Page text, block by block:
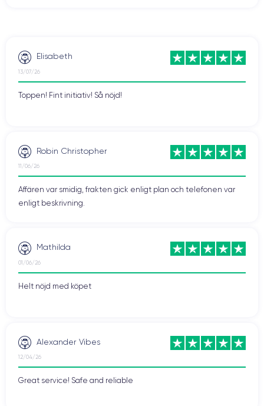
Elisabeth
13/07/26
Toppen! Fint initiativ! Så nöjd!
Robin Christopher
11/06/26
Affären var smidig, frakten gick enligt plan och telefonen var
enligt beskrivning.
Mathilda
01/06/26
Helt nöjd med köpet
Alexander Vibes
12/04/26
Great service! Safe and reliable